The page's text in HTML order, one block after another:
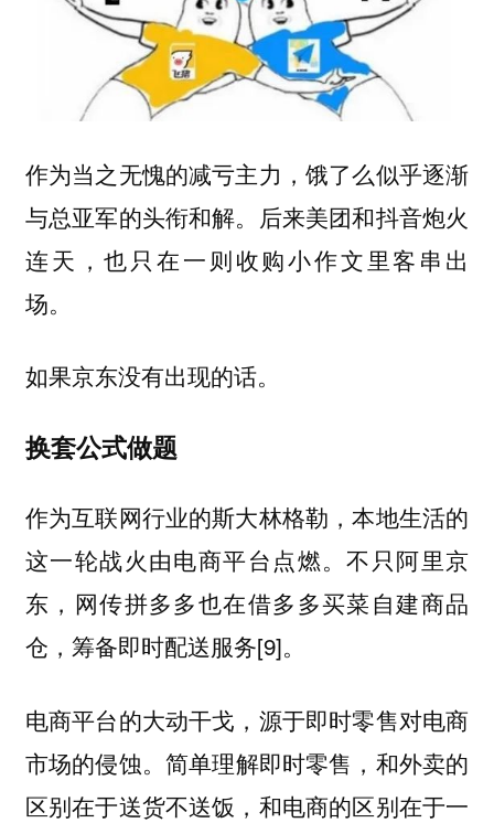
作为当之无愧的减亏主力，饿了么似乎逐渐
与总亚军的头衔和解。后来美团和抖音炮火
连天，也只在一则收购小作文里客串出
场。
如果京东没有出现的话。
换套公式做题
作为互联网行业的斯大林格勒，本地生活的
这一轮战火由电商平台点燃。不只阿里京
东，网传拼多多也在借多多买菜自建商品
仓，筹备即时配送服务[9]。
电商平台的大动干戈，源于即时零售对电商
市场的侵蚀。 简单理解即时零售，和外卖的
区别在于送货不送饭，和电商的区别在于一